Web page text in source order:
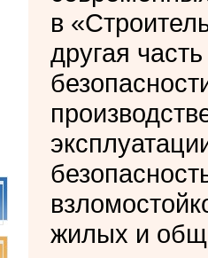
в
другая
жилых и